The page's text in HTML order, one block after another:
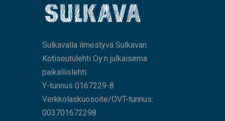
Sulkavalla ilmestyvä Sulkavan
Kotiseutulehti Oy:n julkaisema
paikallislehti.
Y-tunnus 0167229-8
Verkkolaskuosoite/OVT-tunnus:
003701672298